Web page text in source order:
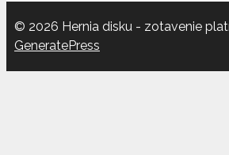
© 2026 Hernia disku - zotavenie
GeneratePress